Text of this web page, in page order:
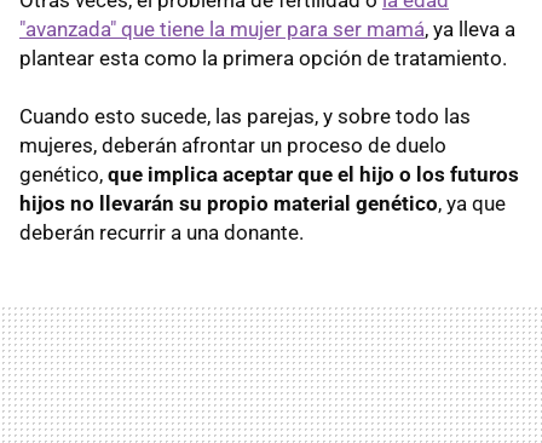
"avanzada" que tiene la mujer para ser mamá, ya lleva a
plantear esta como la primera opción de tratamiento.
Cuando esto sucede, las parejas, y sobre todo las
mujeres, deberán afrontar un proceso de duelo
genético, que implica aceptar que el hijo o los futuros
hijos no llevarán su propio material genético, ya que
deberán recurrir a una donante.